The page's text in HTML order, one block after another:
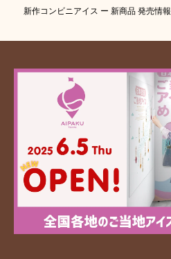
新作コンビニアイス ー 新商品 発売情報